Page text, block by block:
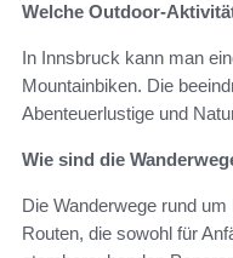
Welche Outdoor-
In Innsbruck kann man
Mountainbiken. Die
Abenteuerlustige und
Wie sind die
Die Wanderwege rund
Routen, die sowohl für